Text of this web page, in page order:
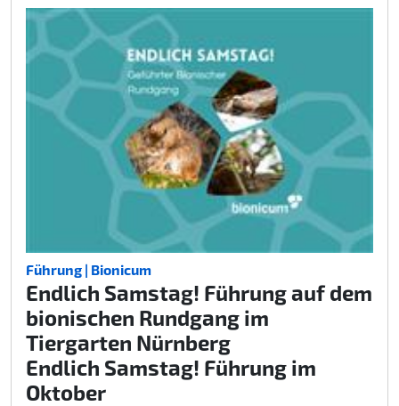
Führung | Bionicum
Endlich Samstag! Führung auf dem
bionischen Rundgang im
Tiergarten Nürnberg
Endlich Samstag! Führung im
Oktober